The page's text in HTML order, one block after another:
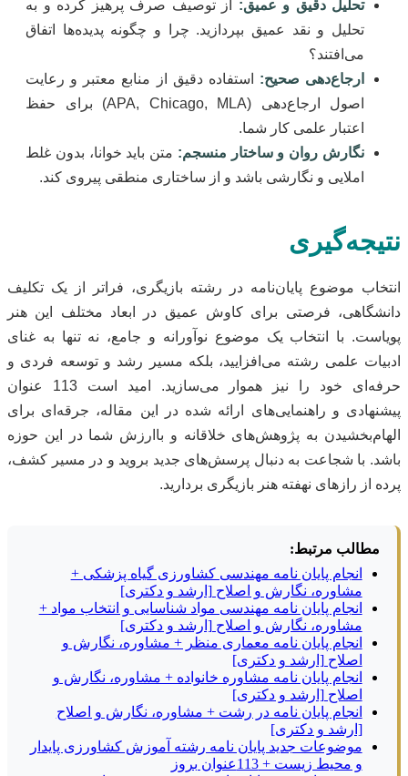
تحلیل دقیق و عمیق: از توصیف صرف پرهیز کرده و به
تحلیل و نقد عمیق بپردازید. چرا و چگونه پدیده‌ها اتفاق
می‌افتند؟
ارجاع‌دهی صحیح: استفاده دقیق از منابع معتبر و رعایت
اصول ارجاع‌دهی (APA, Chicago, MLA) برای حفظ
اعتبار علمی کار شما.
نگارش روان و ساختار منسجم: متن باید خوانا، بدون غلط
املایی و نگارشی باشد و از ساختاری منطقی پیروی کند.
نتیجه‌گیری
انتخاب موضوع پایان‌نامه در رشته بازیگری، فراتر از یک تکلیف
دانشگاهی، فرصتی برای کاوش عمیق در ابعاد مختلف این هنر
پویاست. با انتخاب یک موضوع نوآورانه و جامع، نه تنها به غنای
ادبیات علمی رشته می‌افزایید، بلکه مسیر رشد و توسعه فردی و
حرفه‌ای خود را نیز هموار می‌سازید. امید است 113 عنوان
پیشنهادی و راهنمایی‌های ارائه شده در این مقاله، جرقه‌ای برای
الهام‌بخشیدن به پژوهش‌های خلاقانه و باارزش شما در این حوزه
باشد. با شجاعت به دنبال پرسش‌های جدید بروید و در مسیر کشف،
پرده از رازهای نهفته هنر بازیگری بردارید.
مطالب مرتبط:
انجام پایان نامه مهندسی کشاورزی گیاه پزشکی +
مشاوره، نگارش و اصلاح [ارشد و دکتری]
انجام پایان نامه مهندسی مواد شناسایی و انتخاب مواد +
مشاوره، نگارش و اصلاح [ارشد و دکتری]
انجام پایان نامه معماری منظر + مشاوره، نگارش و
اصلاح [ارشد و دکتری]
انجام پایان نامه مشاوره خانواده + مشاوره، نگارش و
اصلاح [ارشد و دکتری]
انجام پایان نامه در رشت + مشاوره، نگارش و اصلاح
[ارشد و دکتری]
موضوعات جدید پایان نامه رشته آموزش کشاورزی پایدار
و محیط زیست + 113عنوان بروز